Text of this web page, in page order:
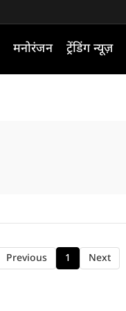
मनोरंजन ट्रेंडिंग न्यूज़
Previous 1 Next